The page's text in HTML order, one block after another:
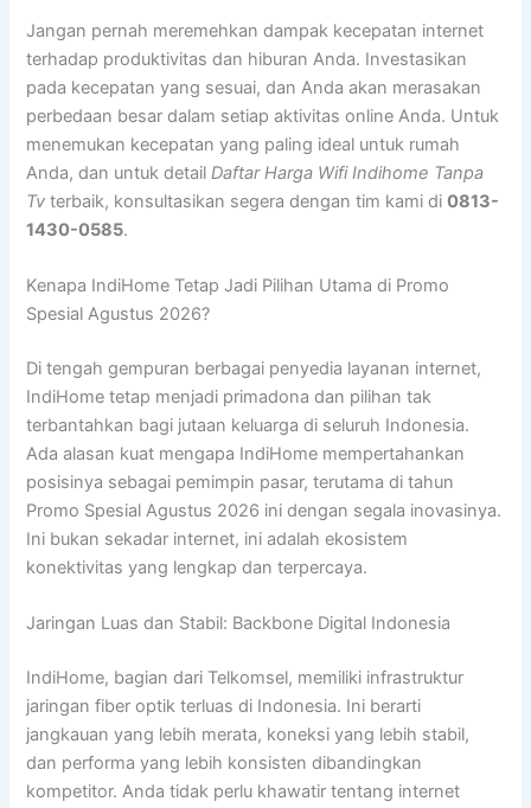
Jangan pernah meremehkan dampak kecepatan internet
terhadap produktivitas dan hiburan Anda. Investasikan
pada kecepatan yang sesuai, dan Anda akan merasakan
perbedaan besar dalam setiap aktivitas online Anda. Untuk
menemukan kecepatan yang paling ideal untuk rumah
Anda, dan untuk detailDaftar Harga Wifi Indihome Tanpa
Tv terbaik, konsultasikan segera dengan tim kami di0813-
1430-0585.
Kenapa IndiHome Tetap Jadi Pilihan Utama di Promo
Spesial Agustus 2026?
Di tengah gempuran berbagai penyedia layanan internet,
IndiHome tetap menjadi primadona dan pilihan tak
terbantahkan bagi jutaan keluarga di seluruh Indonesia.
Ada alasan kuat mengapa IndiHome mempertahankan
posisinya sebagai pemimpin pasar, terutama di tahun
Promo Spesial Agustus 2026 ini dengan segala inovasinya.
Ini bukan sekadar internet, ini adalah ekosistem
konektivitas yang lengkap dan terpercaya.
Jaringan Luas dan Stabil: Backbone Digital Indonesia
IndiHome, bagian dari Telkomsel, memiliki infrastruktur
jaringan fiber optik terluas di Indonesia. Ini berarti
jangkauan yang lebih merata, koneksi yang lebih stabil,
dan performa yang lebih konsisten dibandingkan
kompetitor. Anda tidak perlu khawatir tentang internet